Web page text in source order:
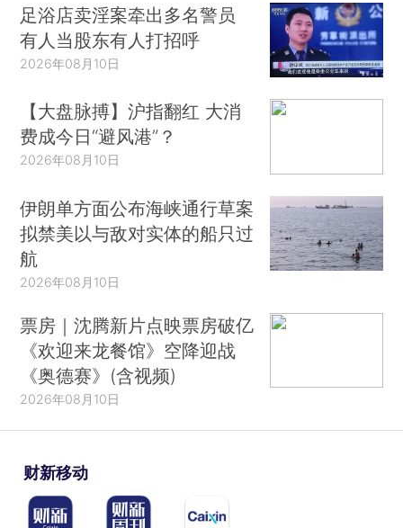
足浴店卖淫案牵出多名警员
有人当股东有人打招呼
2026年08月10日
【大盘脉搏】沪指翻红 大消
费成今日“避风港”？
2026年08月10日
伊朗单方面公布海峡通行草案
拟禁美以与敌对实体的船只过
航
2026年08月10日
票房｜沈腾新片点映票房破亿
《欢迎来龙餐馆》空降迎战
《奥德赛》(含视频)
2026年08月10日
财新移动